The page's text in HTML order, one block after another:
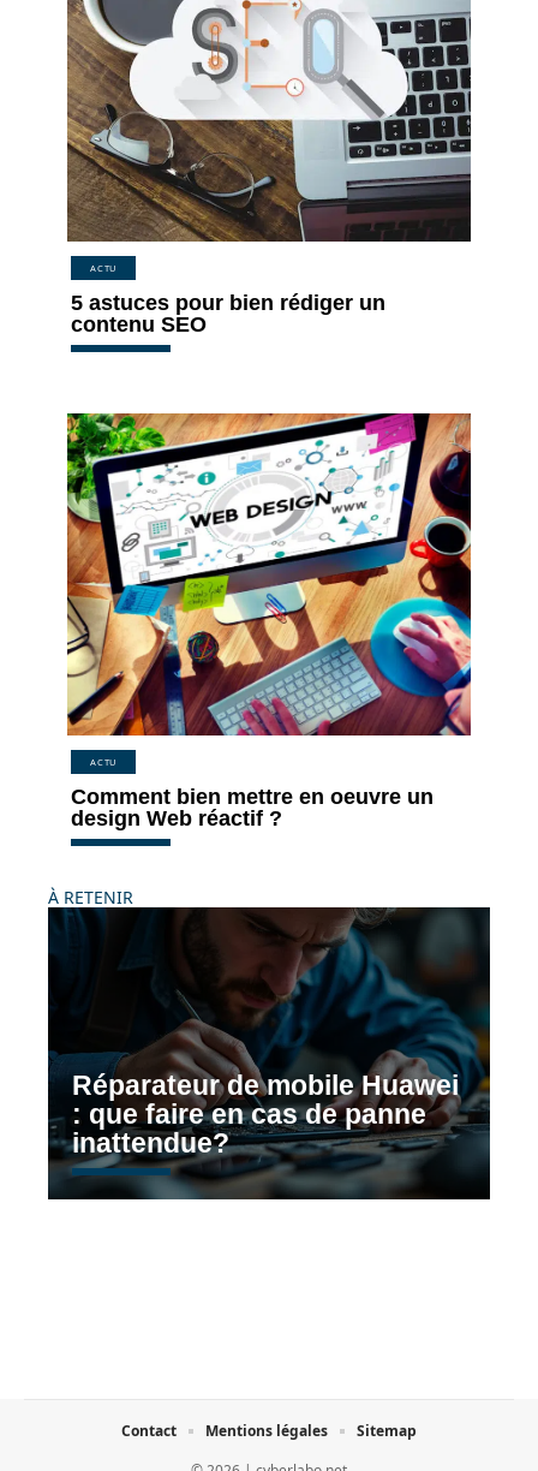
ACTU
5 astuces pour bien rédiger un
contenu SEO
ACTU
Comment bien mettre en oeuvre un
design Web réactif ?
À RETENIR
Réparateur de mobile Huawei
: que faire en cas de panne
inattendue?
Contact Mentions légales Sitemap